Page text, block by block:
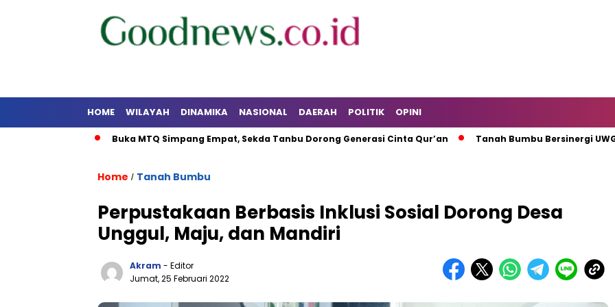
HOME WILAYAH DINAMIKA NASIONAL DAERAH POLITIK OPINI
Buka MTQ Simpang Empat, Sekda Tanbu Dorong Generasi Cinta Qur’an Tanah Bumbu Bersinergi UWG
Home / Tanah Bumbu
Perpustakaan Berbasis Inklusi Sosial Dorong Desa
Unggul, Maju, dan Mandiri
Akram - Editor
Jumat, 25 Februari 2022